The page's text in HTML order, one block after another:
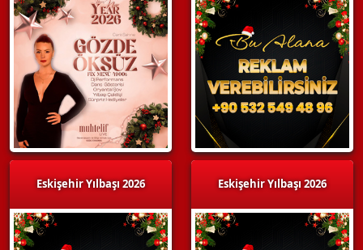
Eskişehir Yılbaşı 2026 Eskişehir Yılbaşı 2026